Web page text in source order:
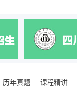
历年真题 课程精讲